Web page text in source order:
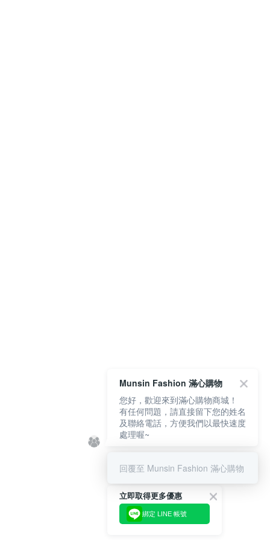
立即取得更多優惠
綁定 LINE 帳號
Munsin Fashion 滿心購物
您好，歡迎來到滿心購物商城！
有任何問題，請直接留下您的姓名
及聯絡電話，方便我們以最快速度
處理喔~
回覆至 Munsin Fashion 滿心購物